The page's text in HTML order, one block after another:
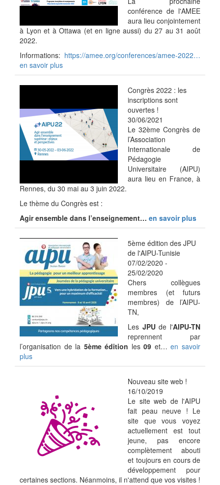
conférence de l'AMEE
aura lieu conjointement
à Lyon et à Ottawa (et en ligne aussi) du 27 au 31 août
2022.
Informations: https://amee.org/conferences/amee-2022…
en savoir plus
Congrès 2022 : les
inscriptions sont
ouvertes !
30/06/2021
Le 32ème Congrès de
l’Association
Internationale de
Pédagogie
Universitaire (AIPU)
aura lieu en France, à
Rennes, du 30 mai au 3 juin 2022.
Le thème du Congrès est :
Agir ensemble dans l’enseignement… en savoir plus
5ème édition des JPU
de l'AIPU-Tunisie
07/02/2020 -
25/02/2020
Chers collègues
membres (et futurs
membres) de l’AIPU-
TN,
Les JPUde l'AIPU-TN
reprennent par
l’organisation de la 5ème édition les09 et…en savoir
plus
Nouveau site web !
16/10/2019
Le site web de l'AIPU
fait peau neuve ! Le
site que vous voyez
actuellement est tout
jeune, pas encore
complètement abouti
et toujours en cours de
développement pour
certaines sections. Néanmoins, il n'attend que vos visites !